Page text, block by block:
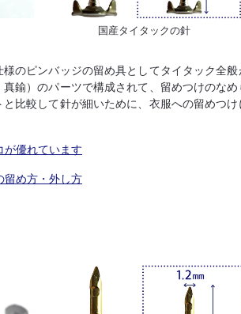
国産タイタックの針
のピンバッジの留め具としてタイタック全
鍮）のパーツで構成されて、留めつけのな
比較して針が細いために、衣服への留めつ
が優れています
留め方・外し方